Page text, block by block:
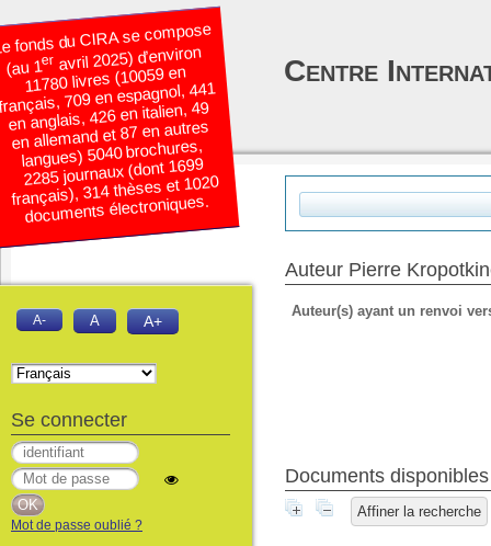
Auteur Pierre
Auteur(s) ayant un renvoi
Documents
Affiner la recherche
fonds du CIRA se compose
(au 1eravril 2025) d’environ
11780 livres (10059 en
709 en espagnol, 441
en anglais, 426 en italien, 49
en allemand et 87 en autres
langues) 5040 brochures,
2285 journaux (dont 1699
français), 314 thèses et 1020
documents électroniques.
Centre
A- A A+
Se connecter
Mot de passe oublié ?